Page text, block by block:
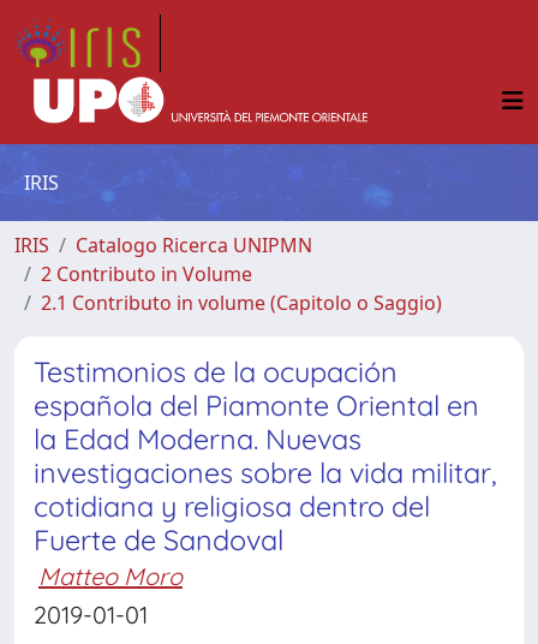
IRIS
IRIS
Catalogo Ricerca UNIPMN
2 Contributo in Volume
2.1 Contributo in volume (Capitolo o Saggio)
Testimonios de la ocupación
española del Piamonte Oriental en
la Edad Moderna. Nuevas
investigaciones sobre la vida militar,
cotidiana y religiosa dentro del
Fuerte de Sandoval
Matteo Moro
2019-01-01